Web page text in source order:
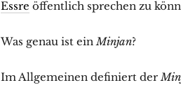
Essre öffentlich sprechen zu
Was genau ist einMinjan?
Im Allgemeinen definiert der